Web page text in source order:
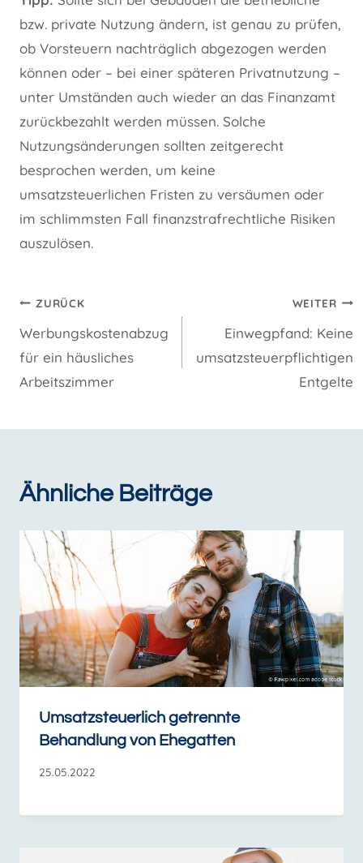
bzw. private Nutzung ändern, ist genau zu prüfen,
ob Vorsteuern nachträglich abgezogen werden
können oder – bei einer späteren Privatnutzung –
unter Umständen auch wieder an das Finanzamt
zurückbezahlt werden müssen. Solche
Nutzungsänderungen sollten zeitgerecht
besprochen werden, um keine
umsatzsteuerlichen Fristen zu versäumen oder
im schlimmsten Fall finanzstrafrechtliche Risiken
auszulösen.
Beitragsnavigation
ZURÜCK
Werbungskostenabzug
für ein häusliches
Arbeitszimmer
WEITER
Einwegpfand: Keine
umsatzsteuerpflichtigen
Entgelte
Ähnliche Beiträge
Umsatzsteuerlich getrennte
Behandlung von Ehegatten
25.05.2022